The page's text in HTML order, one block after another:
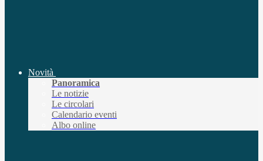
Novità
Panoramica
Le notizie
Le circolari
Calendario eventi
Albo online